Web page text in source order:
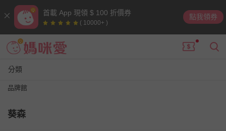
首載 App 現領 $ 100 折價券
( 10000+ )
點我領券
分類
品牌館
葵森